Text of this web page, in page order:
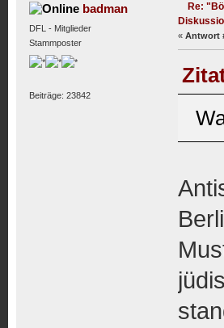
badman
DFL - Mitglieder
Stammposter
Beiträge: 23842
Re:
« Antwort